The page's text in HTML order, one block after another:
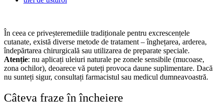
În ceea ce priveșteremediile tradiționale pentru excrescențele
cutanate, există diverse metode de tratament – înghețarea, arderea,
îndepărtarea chirurgicală sau utilizarea de preparate speciale.
Atenție: nu aplicați uleiuri naturale pe zonele sensibile (mucoase,
zona ochilor), deoarece vă puteți provoca daune suplimentare. Dacă
nu sunteți sigur, consultați farmacistul sau medicul dumneavoastră.
Câteva fraze în încheiere